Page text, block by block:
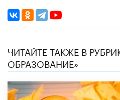
ЧИТАЙТЕ ТАКЖЕ В
ОБРАЗОВАНИЕ»